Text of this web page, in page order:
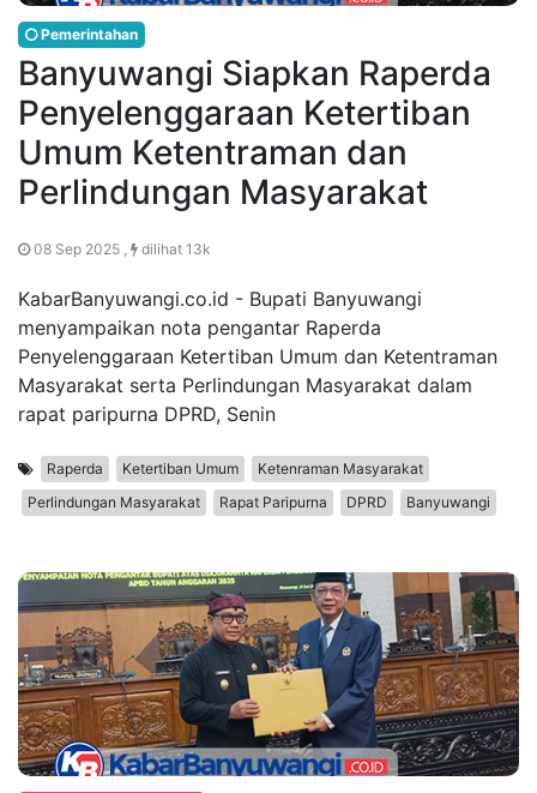
Pemerintahan
Banyuwangi Siapkan Raperda
Penyelenggaraan Ketertiban
Umum Ketentraman dan
Perlindungan Masyarakat
08 Sep 2025 , dilihat 13k
KabarBanyuwangi.co.id - Bupati Banyuwangi
menyampaikan nota pengantar Raperda
Penyelenggaraan Ketertiban Umum dan Ketentraman
Masyarakat serta Perlindungan Masyarakat dalam
rapat paripurna DPRD, Senin
Raperda Ketertiban Umum
Ketenraman Masyarakat
Perlindungan Masyarakat
Rapat Paripurna DPRD Banyuwangi